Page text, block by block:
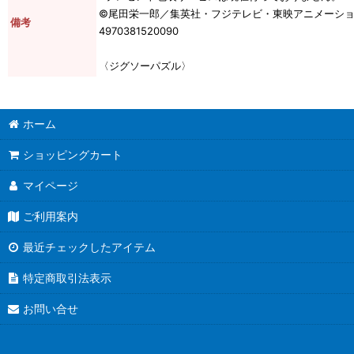
備考
©尾田栄一郎／集英社・フジテレビ・東映アニメーシ
4970381520090
〈ジグソーパズル〉
ホーム
ショッピングカート
マイページ
ご利用案内
最近チェックしたアイテム
特定商取引法表示
お問い合せ